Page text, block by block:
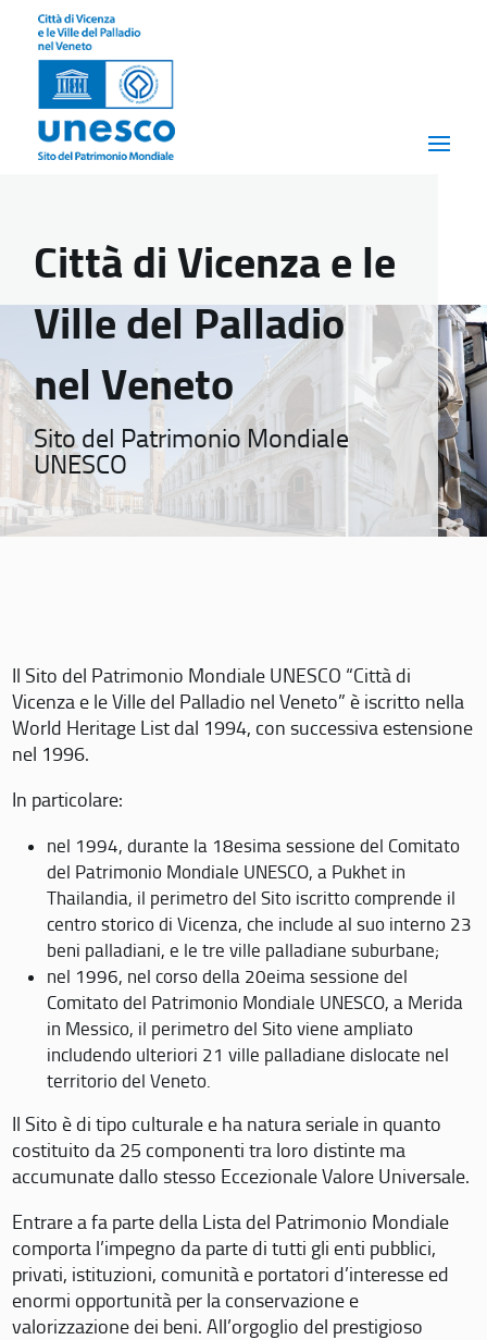
Città di Vicenza e le
Ville del Palladio
nel Veneto
Sito del Patrimonio Mondiale
UNESCO
Il Sito del Patrimonio Mondiale UNESCO “Città di
Vicenza e le Ville del Palladio nel Veneto” è iscritto nella
World Heritage List dal 1994, con successiva estensione
nel 1996.
In particolare:
nel 1994, durante la 18esima sessione del Comitato
del Patrimonio Mondiale UNESCO, a Pukhet in
Thailandia, il perimetro del Sito iscritto comprende il
centro storico di Vicenza, che include al suo interno 23
beni palladiani, e le tre ville palladiane suburbane;
nel 1996, nel corso della 20eima sessione del
Comitato del Patrimonio Mondiale UNESCO, a Merida
in Messico, il perimetro del Sito viene ampliato
includendo ulteriori 21 ville palladiane dislocate nel
territorio del Veneto.
Il Sito è di tipo culturale e ha natura seriale in quanto
costituito da 25 componenti tra loro distinte ma
accumunate dallo stesso Eccezionale Valore Universale.
Entrare a fa parte della Lista del Patrimonio Mondiale
comporta l’impegno da parte di tutti gli enti pubblici,
privati, istituzioni, comunità e portatori d’interesse ed
enormi opportunità per la conservazione e
valorizzazione dei beni. All’orgoglio del prestigioso